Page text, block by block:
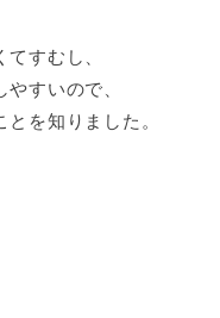
すむし、
すいので、
を知りました。